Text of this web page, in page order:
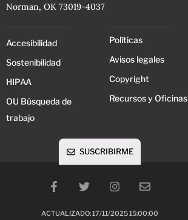
Norman, OK 73019-4037
Accesibilidad
Sostenibilidad
HIPAA
OU Búsqueda de
trabajo
Políticas
Avisos legales
Copyright
Recursos y Oficinas
ACTUALIZADO: 17/11/2025 15:00:00
SUSCRIBIRME